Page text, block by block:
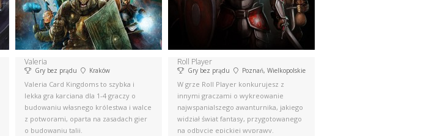
Valeria
Gry bez prądu Kraków
Valeria Card Kingdoms to szybka i
lekka gra karciana dla 1-4 graczy o
budowaniu własnego królestwa i walce
z potworami, oparta na zasadach gier
o budowaniu talii.
Roll Player
Gry bez prądu Poznań, Wielkopolskie
W grze Roll Player konkurujesz z
innymi graczami o wykreowanie
najwspanialszego awanturnika, jakiego
widział świat fantasy, przygotowanego
na odbycie epickiej wyprawy.